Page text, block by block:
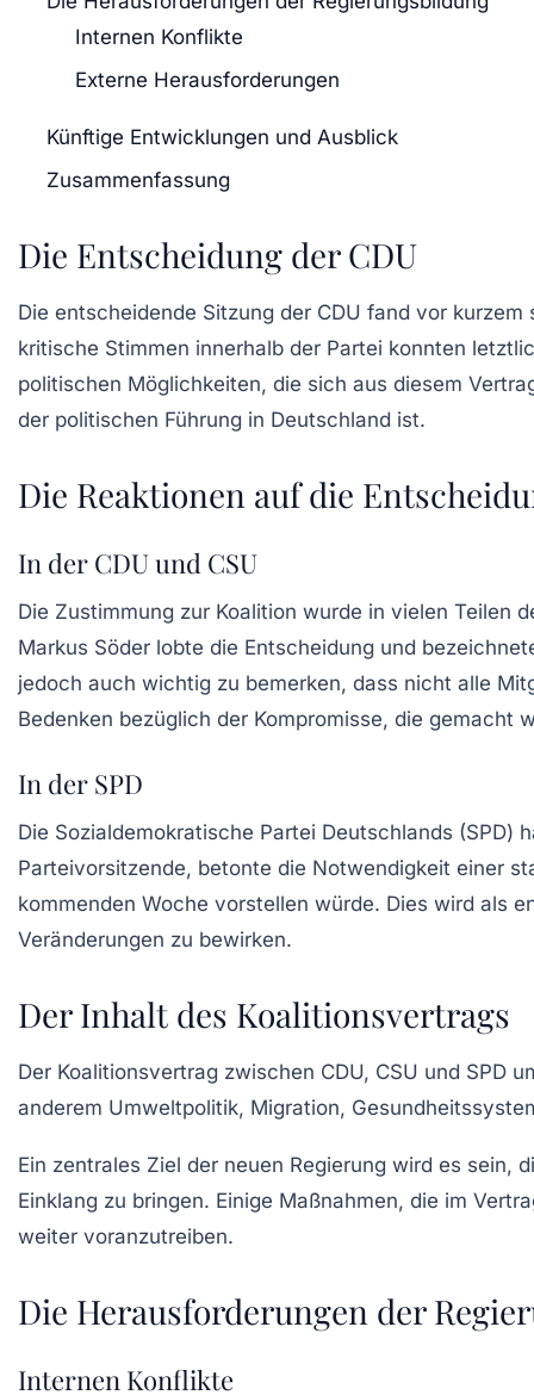
Internen Konflikte
Externe Herausforderungen
Künftige Entwicklungen und Ausblick
Zusammenfassung
Die Entscheidung der CDU
Die entscheidende Sitzung der CDU fand vor
kritische Stimmen innerhalb der Partei konnten
politischen Möglichkeiten, die sich aus diesem
der politischen Führung in Deutschland ist.
Die Reaktionen auf die
In der CDU und CSU
Die Zustimmung zur Koalition wurde in vielen Teilen
Markus Söder lobte die Entscheidung und
jedoch auch wichtig zu bemerken, dass nicht alle
Bedenken bezüglich der Kompromisse, die gemacht
In der SPD
Die Sozialdemokratische Partei Deutschlands
Parteivorsitzende, betonte die Notwendigkeit einer
kommenden Woche vorstellen würde. Dies wird als
Veränderungen zu bewirken.
Der Inhalt des Koalitionsvertrags
Der Koalitionsvertrag zwischen CDU, CSU und SPD
anderem Umweltpolitik, Migration,
Ein zentrales Ziel der neuen Regierung wird es
Einklang zu bringen. Einige Maßnahmen, die im
weiter voranzutreiben.
Die Herausforderungen der
Internen Konflikte